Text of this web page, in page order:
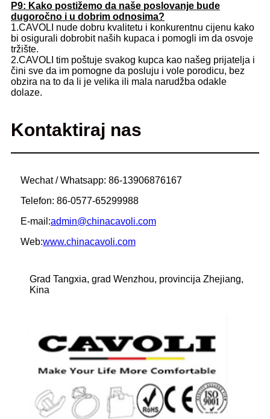
P9: Kako postižemo da naše poslovanje bude
dugoročno i u dobrim odnosima?
1.CAVOLI nude dobru kvalitetu i konkurentnu cijenu kako
bi osigurali dobrobit naših kupaca i pomogli im da osvoje
tržište.
2.CAVOLI tim poštuje svakog kupca kao našeg prijatelja i
čini sve da im pomogne da posluju i vole porodicu, bez
obzira na to da li je velika ili mala narudžba odakle
dolaze.
Kontaktiraj nas
Wechat / Whatsapp: 86-13906876167
Telefon: 86-0577-65299988
E-mail:admin@chinacavoli.com
Web:www.chinacavoli.com
Grad Tangxia, grad Wenzhou, provincija Zhejiang,
Kina